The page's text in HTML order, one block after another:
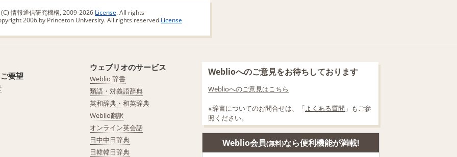
情報通信研究機構, 2009-2026 License. All rights
2006 by Princeton University. All rights reserved.License
要望
ウェブリオのサービス
Weblio 辞書
類語・対義語辞典
英和辞典・和英辞典
Weblio翻訳
オンライン英会話
日中中日辞典
日韓韓日辞典
Weblioへのご意見をお待ちしております
Weblioへのご意見はこちら
※辞書についてのお問合せは、「よくある質問 」もご参
照ください。
Weblio会員(無料)なら便利機能が満載!